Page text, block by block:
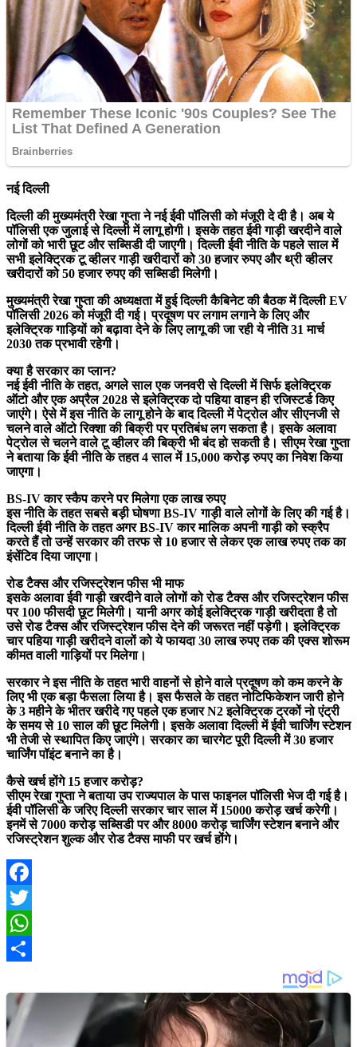
नई दिल्ली
दिल्ली की मुख्यमंत्री रेखा गुप्ता ने नई ईवी पॉलिसी को मंजूरी दे दी है। अब ये
पॉलिसी एक जुलाई से दिल्ली में लागू होगी। इसके तहत ईवी गाड़ी खरदीने वाले
लोगों को भारी छूट और सब्सिडी दी जाएगी। दिल्ली ईवी नीति के पहले साल में
सभी इलेक्ट्रिक टू व्हीलर गाड़ी खरीदारों को 30 हजार रुपए और थ्री व्हीलर
खरीदारों को 50 हजार रुपए की सब्सिडी मिलेगी।
मुख्यमंत्री रेखा गुप्ता की अध्यक्षता में हुई दिल्ली कैबिनेट की बैठक में दिल्ली EV
पॉलिसी 2026 को मंजूरी दी गई। प्रदूषण पर लगाम लगाने के लिए और
इलेक्ट्रिक गाड़ियों को बढ़ावा देने के लिए लागू की जा रही ये नीति 31 मार्च
2030 तक प्रभावी रहेगी।
क्या है सरकार का प्लान?
नई ईवी नीति के तहत, अगले साल एक जनवरी से दिल्ली में सिर्फ इलेक्ट्रिक
ऑटो और एक अप्रैल 2028 से इलेक्ट्रिक दो पहिया वाहन ही रजिस्टर्ड किए
जाएंगे। ऐसे में इस नीति के लागू होने के बाद दिल्ली में पेट्रोल और सीएनजी से
चलने वाले ऑटो रिक्शा की बिक्री पर प्रतिबंध लग सकता है। इसके अलावा
पेट्रोल से चलने वाले टू व्हीलर की बिक्री भी बंद हो सकती है। सीएम रेखा गुप्ता
ने बताया कि ईवी नीति के तहत 4 साल में 15,000 करोड़ रुपए का निवेश किया
जाएगा।
BS-IV कार स्कैप करने पर मिलेगा एक लाख रुपए
इस नीति के तहत सबसे बड़ी घोषणा BS-IV गाड़ी वाले लोगों के लिए की गई है।
दिल्ली ईवी नीति के तहत अगर BS-IV कार मालिक अपनी गाड़ी को स्क्रैप
करते हैं तो उन्हें सरकार कीतरफ से 10 हजार से लेकर एक लाख रुपए तक का
इंसेंटिव दिया जाएगा।
रोड टैक्स और रजिस्ट्रेशन फीस भी माफ
इसके अलावा ईवी गाड़ी खरदीने वाले लोगों को रोड टैक्स और रजिस्ट्रेशन फीस
पर 100 फीसदी छूट मिलेगी। यानी अगर कोई इलेक्ट्रिक गाड़ी खरीदता है तो
उसे रोड टैक्स और रजिस्ट्रेशन फीस देने की जरूरत नहीं पड़ेगी। इलेक्ट्रिक
चार पहिया गाड़ी खरीदने वालों को ये फायदा 30 लाख रुपए तक की एक्स शोरूम
कीमत वाली गाड़ियों पर मिलेगा।
सरकार ने इस नीति के तहत भारी वाहनों से होने वाले प्रदूषण को कम करने के
लिए भी एक बड़ा फैसला लिया है। इस फैसले के तहत नोटिफिकेशन जारी होने
के 3 महीने के भीतर खरीदे गए पहले एक हजार N2 इलेक्ट्रिक ट्रकों नो एंट्री
के समय से 10 साल की छूट मिलेगी। इसके अलावा दिल्ली में ईवी चार्जिंग स्टेशन
भी तेजी से स्थापित किए जाएंगे। सरकार का चारगेट पूरी दिल्ली में 30 हजार
चार्जिंग पॉइंट बनाने का है।
कैसे खर्च होंगे 15 हजार करोड़?
सीएम रेखा गुप्ता ने बताया उप राज्यपाल के पास फाइनल पॉलिसी भेज दी गई है।
ईवी पॉलिसी के जरिए दिल्ली सरकार चार साल में 15000 करोड़ खर्च करेगी।
इनमें से 7000 करोड़ सब्सिडी पर और 8000 करोड़ चार्जिंग स्टेशन बनाने और
रजिस्ट्रेशन शुल्क और रोड टैक्स माफी पर खर्च होंगे।
Facebook
Twitter
WhatsApp